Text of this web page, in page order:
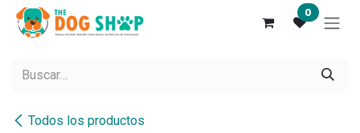
Ir al contenido 0
Todos los productos